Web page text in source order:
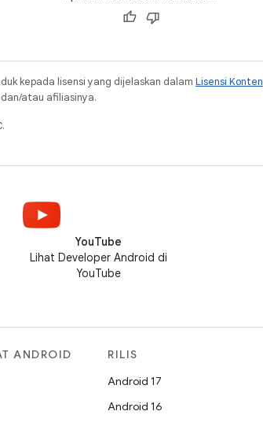
kepada lisensi yang dijelaskan dalam Lisensi Konten
atau afiliasinya.
YouTube
Lihat Developer Android di
YouTube
ANDROID
RILIS
Android 17
Android 16